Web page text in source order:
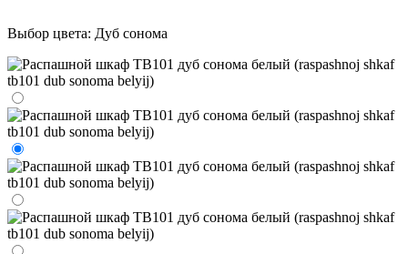
Выбор цвета: Дуб сонома